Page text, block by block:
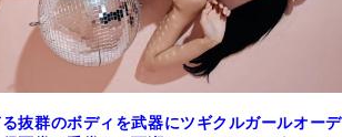
抜群のボディを武器にツギクルガールオーデ